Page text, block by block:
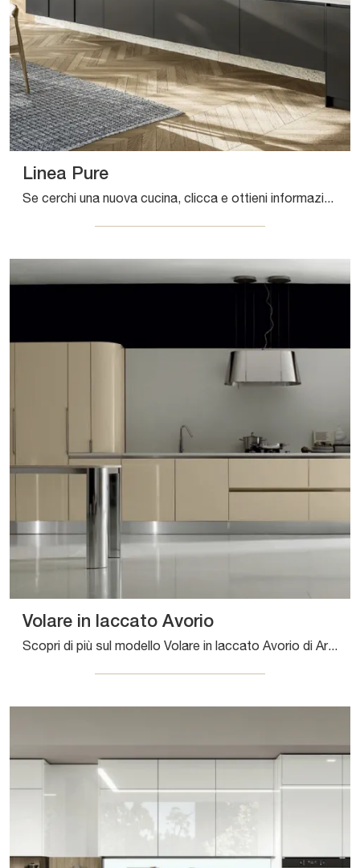
Linea Pure
Se cerchi una nuova cucina, clicca e ottieni informazioni sul modello Linea Pure Composit.
Volare in laccato Avorio
Scopri di più sul modello Volare in laccato Avorio di Aran: arreda la zona cucina con la soluzione in laccato lucido che fa per te.